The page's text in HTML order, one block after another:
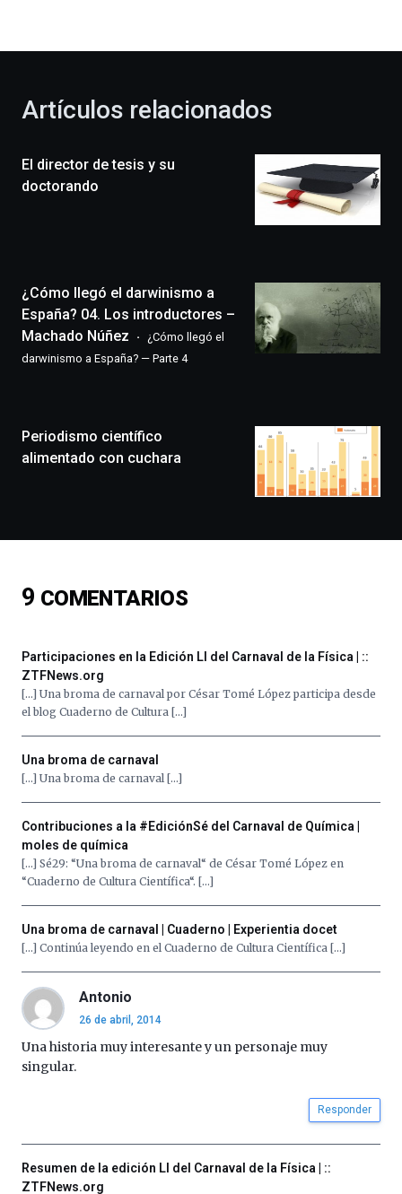
celebración
novena
edición
un
festival
que
la
exposiciones,
conferencias,
ciencia
de
4
de
octubre.
La
iniciativa,
organizada
por
la
Artículos relacionados
El director de tesis y su
doctorando
¿Cómo llegó el darwinismo a
España? 04. Los introductores –
Machado Núñez
¿Cómo llegó el
darwinismo a España? — Parte 4
Periodismo científico
alimentado con cuchara
9 COMENTARIOS
Participaciones en la Edición LI del Carnaval de la Física | ::
ZTFNews.org
[…] Una broma de carnaval por César Tomé López participa desde
el blog Cuaderno de Cultura […]
Una broma de carnaval
[…] Una broma de carnaval […]
Contribuciones a la #EdiciónSé del Carnaval de Química |
moles de química
[…] Sé29: “Una broma de carnaval“ de César Tomé López en
“Cuaderno de Cultura Científica“. […]
Una broma de carnaval | Cuaderno | Experientia docet
[…] Continúa leyendo en el Cuaderno de Cultura Científica […]
Antonio
26 de abril, 2014
Una historia muy interesante y un personaje muy
singular.
Responder
Resumen de la edición LI del Carnaval de la Física | ::
ZTFNews.org